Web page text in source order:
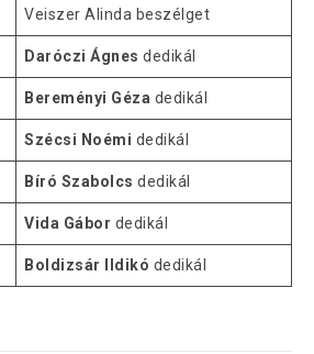
Veiszer Alinda beszélget
Daróczi Ágnes dedikál
Bereményi Géza dedikál
Szécsi Noémi dedikál
Bíró Szabolcs dedikál
Vida Gábor dedikál
Boldizsár Ildikó dedikál